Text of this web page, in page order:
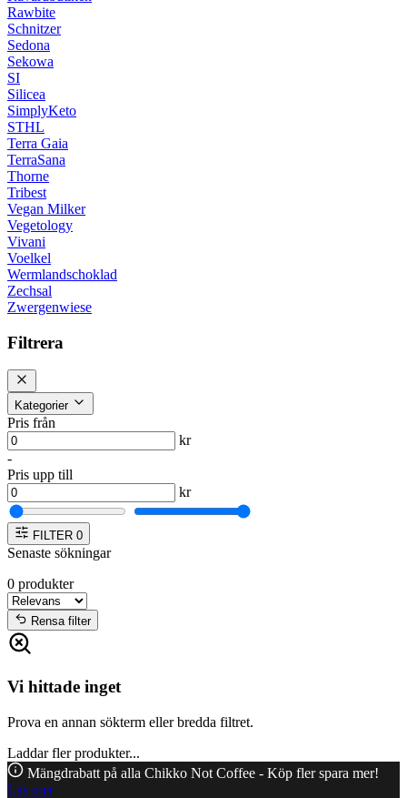
Rawbite
Schnitzer
Sedona
Sekowa
SI
Silicea
SimplyKeto
STHL
Terra Gaia
TerraSana
Thorne
Tribest
Vegan Milker
Vegetology
Vivani
Voelkel
Wermlandschoklad
Zechsal
Zwergenwiese
Filtrera
Kategorier
Pris från
kr
-
Pris upp till
kr
FILTER 0
Senaste sökningar
0 produkter
Rensa filter
Vi hittade inget
Prova en annan sökterm eller bredda filtret.
Laddar fler produkter...
Mängdrabatt på alla Chikko Not Coffee - Köp fler spara mer!
Läs mer